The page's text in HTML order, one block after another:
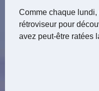
Comme chaque
rétroviseur pour
avez peut-être ratées